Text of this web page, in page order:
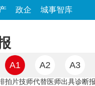
政企 城事智库
A1 A2 A3
片技师代替医师出具诊断